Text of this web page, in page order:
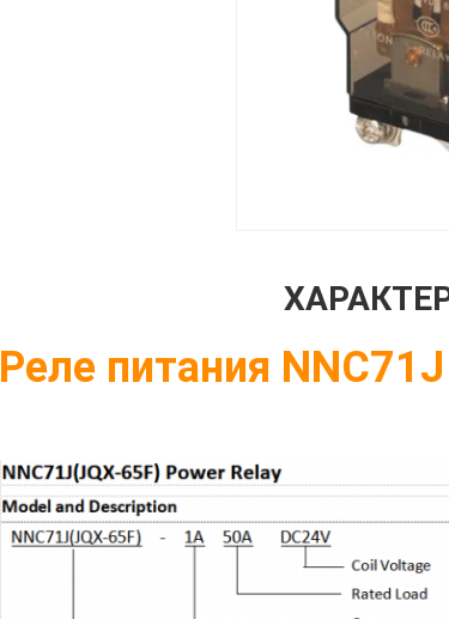
Реле питания NNC71J